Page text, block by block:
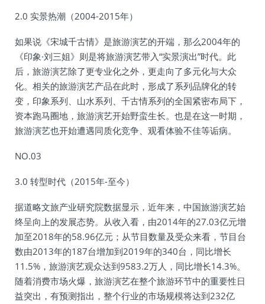
2.0 实景热潮（2004-2015年）
如果说《宋城千古情》是旅游演艺的开端，那么2004年的
《印象·刘三姐》则是将旅游演艺带入“实景演出”时代。此
后，旅游演艺除了更专业化之外，更走向了多元化与大众
化。相关的旅游演艺产品在此时，形成了系列品牌化的转
变，印象系列、山水系列、千古情系列的全国紧密布局下，
资本跑马圈地，旅游演艺开始野蛮生长。也是在这一时期，
旅游演艺也开始遭遇同质化竞争、观看体验不佳等诟病。
NO.03
3.0 转型时代（2015年-至今）
据道略文旅产业研究院数据显示，近年来，中国旅游演艺始
终呈向上的发展态势。从收入看，由2014年的27.03亿元增
加至2018年的58.96亿元；从节目数量及受众来看，节目台
数由2013年的187台增加到2019年的340台，同比增长
11.5%，旅游演艺观众达到9583.2万人，同比增长14.3%。
随着消费市场火爆，旅游演艺在整个旅游环节中的重要性日
益突出，有预测指出，整个行业的市场规模将达到232亿